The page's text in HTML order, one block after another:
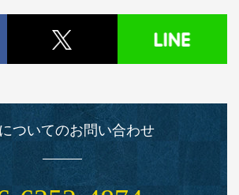
ついてのお問い合わせ